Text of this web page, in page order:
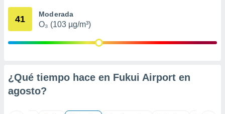
mediante
publicidad
41 Moderada
O₃ (103 µg/m³)
¿Qué tiempo hace en Fukui Airport en
agosto?